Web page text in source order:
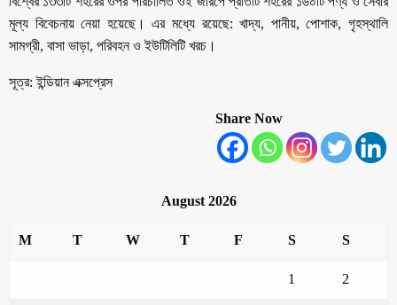
মূল্য বিবেচনায় নেয়া হয়েছে। এর মধ্যে রয়েছে: খাদ্য, পানীয়, পোশাক, গৃহস্থালি
সামগ্রী, বাসা ভাড়া, পরিবহন ও ইউটিলিটি খরচ।
সূত্র: ইন্ডিয়ান এক্সপ্রেস
Share Now
August 2026
M T W T F S S
1 2